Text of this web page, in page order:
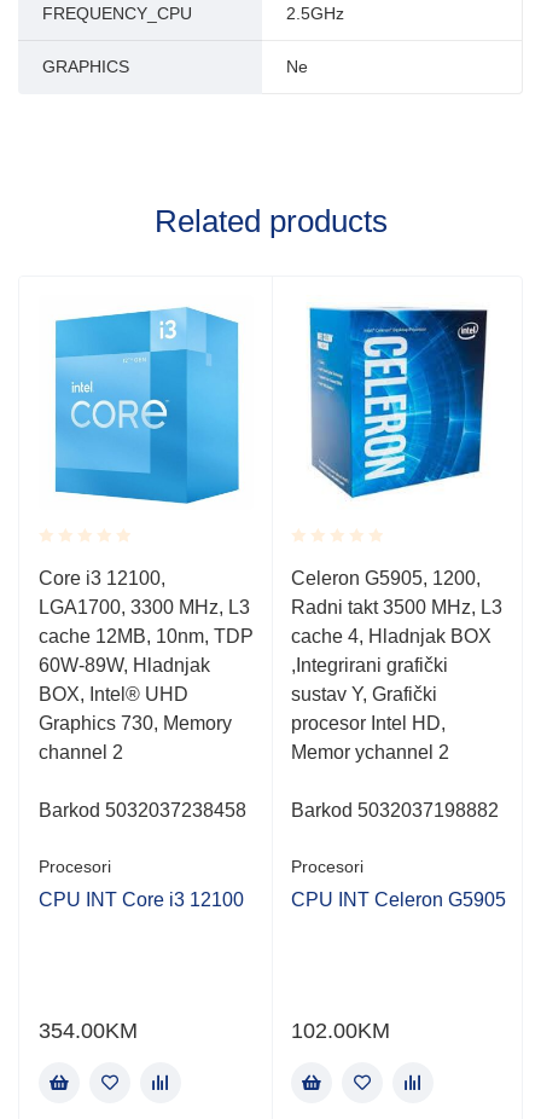
FREQUENCY_CPU 2.5GHz
GRAPHICS Ne
Related products
Rated
0.001
out
5
Core i3 12100,
LGA1700, 3300 MHz, L3
cache 12MB, 10nm, TDP
60W-89W, Hladnjak
BOX, Intel® UHD
Graphics 730, Memory
channel 2
Barkod 5032037238458
Procesori
CPU INT Core i3 12100
354.00KM
Rated
0.001
out
5
Celeron G5905, 1200,
Radni takt 3500 MHz, L3
cache 4, Hladnjak BOX
,Integrirani grafički
sustav Y, Grafički
procesor Intel HD,
Memor ychannel 2
Barkod 5032037198882
Procesori
CPU INT Celeron G5905
102.00KM